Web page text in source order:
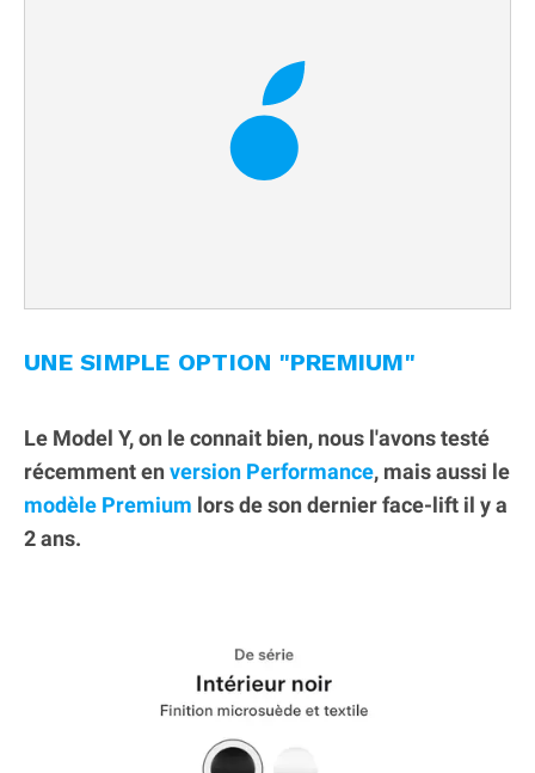
UNE SIMPLE OPTION "PREMIUM"
Le Model Y, on le connait bien, nous l'avons testé
récemment en version Performance, mais aussi le
modèle Premium lors de son dernier face-lift il y a
2 ans.